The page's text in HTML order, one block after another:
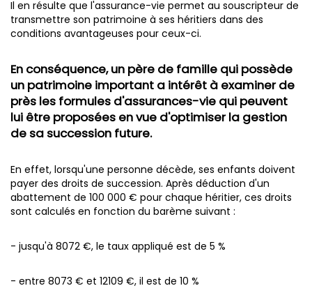
Il en résulte que l'assurance-vie permet au souscripteur de
transmettre son patrimoine à ses héritiers dans des
conditions avantageuses pour ceux-ci.
En conséquence, un père de famille qui possède
un patrimoine important a intérêt à examiner de
près les formules d'assurances-vie qui peuvent
lui être proposées en vue d'optimiser la gestion
de sa succession future.
En effet, lorsqu'une personne décède, ses enfants doivent
payer des droits de succession. Après déduction d'un
abattement de 100 000 € pour chaque héritier, ces droits
sont calculés en fonction du barème suivant :
- jusqu'à 8072 €, le taux appliqué est de 5 %
- entre 8073 € et 12109 €, il est de 10 %